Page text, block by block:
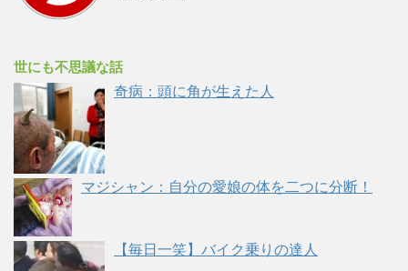
世にも不思議な話
奇病：頭に角が生えた人
マジシャン：自分の愛娘の体を二つに分断！
【毎日一笑】バイク乗りの達人